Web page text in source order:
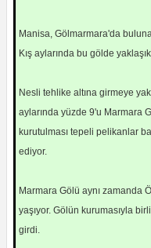
Manisa, Gölmarmara'da
Kış aylarında bu gölde
Nesli tehlike altına girmeye
aylarında yüzde 9'u Marmara
kurutulması tepeli pelikanlar
ediyor.
Marmara Gölü aynı zamanda
yaşıyor. Gölün kurumasıyla
girdi.